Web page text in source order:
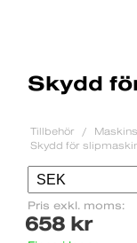
Skydd
Tillbehör
Skydd för
Pris exkl. moms:
658 kr